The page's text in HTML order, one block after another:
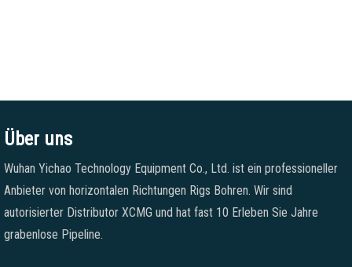
Über uns
Wuhan Yichao Technology Equipment Co., Ltd. ist ein professioneller
Anbieter von horizontalen Richtungen Rigs Bohren. Wir sind
autorisierter Distributor XCMG und hat fast 10 Erleben Sie Jahre
grabenlose Pipeline.